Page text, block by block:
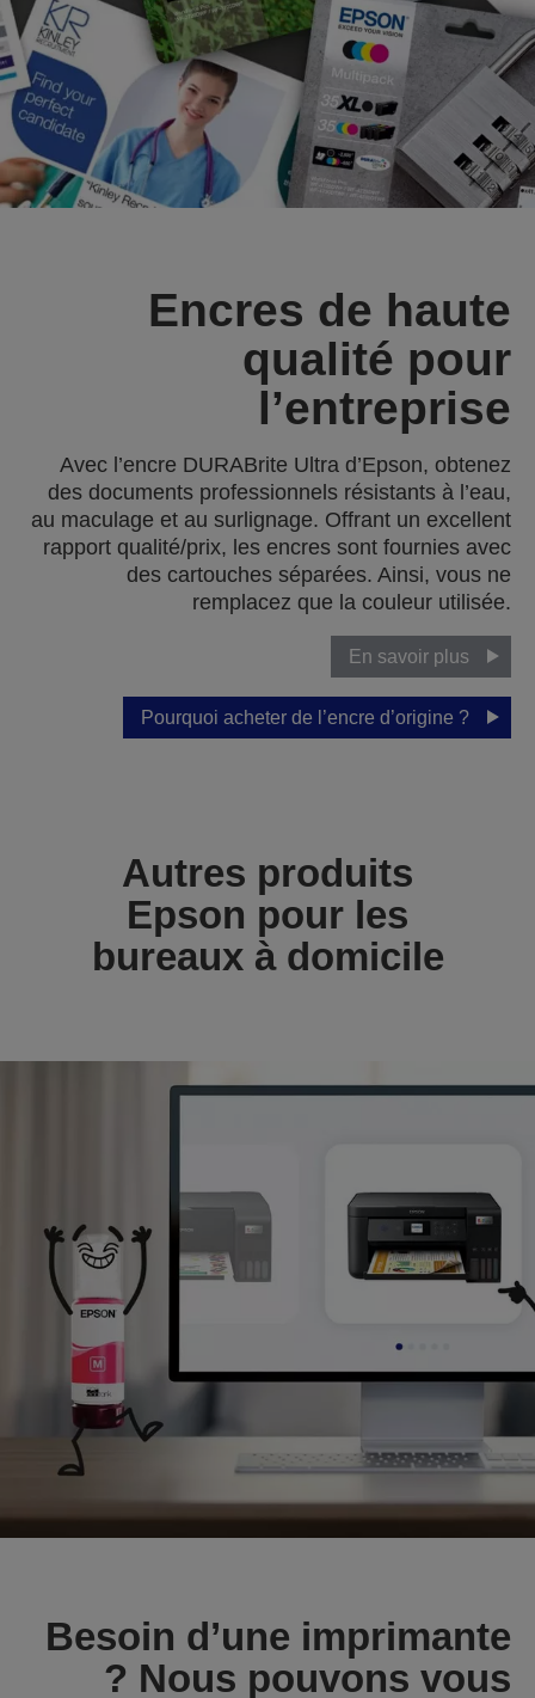
Encres de haute
qualité pour
l’entreprise
Avec l’encre DURABrite Ultra d’Epson, obtenez
des documents professionnels résistants à l’eau,
au maculage et au surlignage. Offrant un excellent
rapport qualité/prix, les encres sont fournies avec
des cartouches séparées. Ainsi, vous ne
remplacez que la couleur utilisée.
En savoir plus
Pourquoi acheter de l’encre d’origine ?
Autres produits
Epson pour les
bureaux à domicile
Besoin d’une imprimante
? Nous pouvons vous